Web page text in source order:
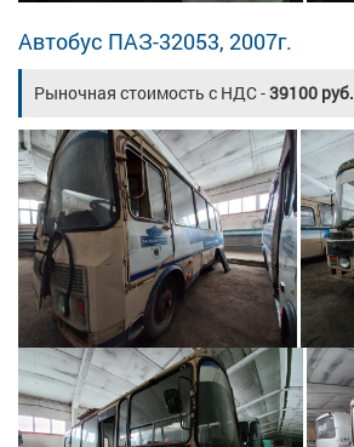
Автобус ПАЗ-32053, 2007г.
Рыночная стоимость с НДС -39100 руб.